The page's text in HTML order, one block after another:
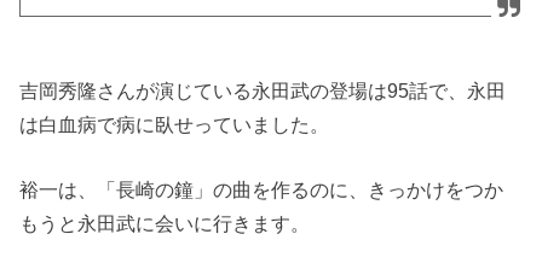
吉岡秀隆さんが演じている永田武の登場は95話で、永田
は白血病で病に臥せっていました。
裕一は、「長崎の鐘」の曲を作るのに、きっかけをつか
もうと永田武に会いに行きます。